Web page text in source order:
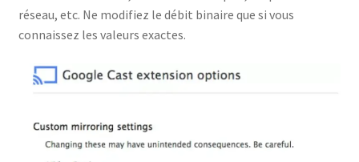
réseau, etc. Ne modifiez le débit binaire que si vous
connaissez les valeurs exactes.